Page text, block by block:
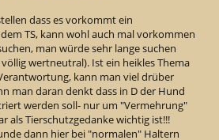
dass es vorkommt ein
TS, kann wohl auch mal vorkommen
man würde sehr lange suchen
wertneutral). Ist ein heikles Thema
kann man viel drüber
man daran denkt dass in D der Hund
werden soll- nur um "Vermehrung"
als Tierschutzgedanke wichtig ist!!!
dann hier bei "normalen" Haltern